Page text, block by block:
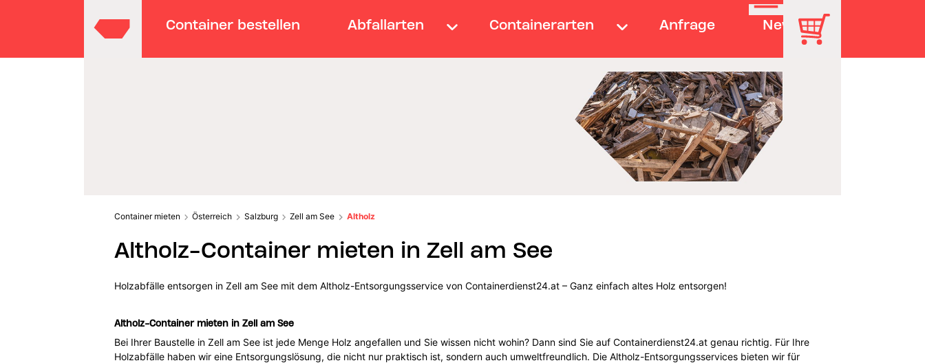
Container bestellen Abfallarten Containerarten Anfrage News
Container mieten Österreich Salzburg Zell am See Altholz
Altholz-Container mieten in Zell am See
Holzabfälle entsorgen in Zell am See mit dem Altholz-Entsorgungsservice von Containerdienst24.at – Ganz einfach altes Holz entsorgen!
Altholz-Container mieten in Zell am See
Bei Ihrer Baustelle in Zell am See ist jede Menge Holz angefallen und Sie wissen nicht wohin? Dann sind Sie auf Containerdienst24.at genau richtig. Für Ihre
Holzabfälle haben wir eine Entsorgungslösung, die nicht nur praktisch ist, sondern auch umweltfreundlich. Die Altholz-Entsorgungsservices bieten wir für